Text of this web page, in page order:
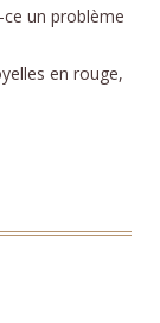
un problème
en rouge,